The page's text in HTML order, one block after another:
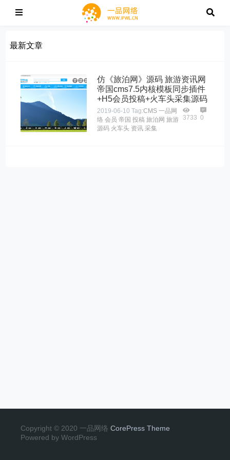
最新文章
仿《旅泊网》源码 旅游资讯网
帝国cms7.5内核模板同步插件
+H5会员投稿+火车头采集源码
2019-06-10 Tag:CMS 一品网
络 会员 帝国 投稿 旅泊网 旅游
源码 火车头 资讯 采集
3733 0
Copyright © 2020 一品网络 CorePress Theme
Powered by WordPress